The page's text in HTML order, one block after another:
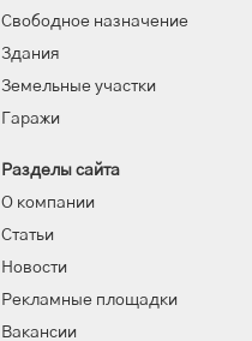
Свободное назначение
Здания
Земельные участки
Гаражи
Разделы сайта
О компании
Статьи
Новости
Рекламные площадки
Вакансии